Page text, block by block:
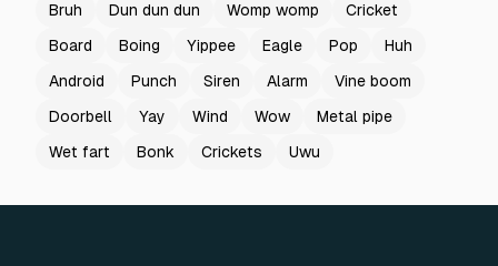
Bruh
Dun dun dun Womp womp
Cricket
Board
Boing Yippee Eagle Pop
Huh
Android
Punch Siren Alarm
Vine boom
Doorbell
Yay Wind Wow
Metal pipe
Wet fart
Bonk Crickets Uwu